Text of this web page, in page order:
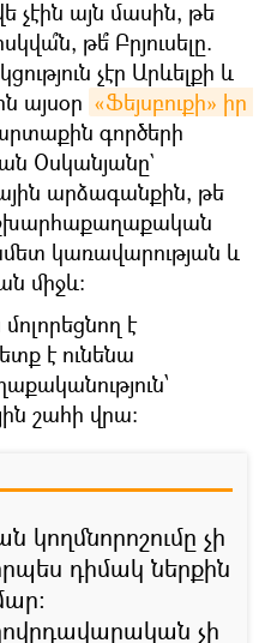
չէին այն մասին, թե
թե՞ Բրյուսելը.
չէր Արևելքի և
այսօր «Ֆեյսբուքի» իր
գործերի
Օսկանյանը`
արձագանքին, թե
կառավարության և
միջև։
է
է ունենա
շահի վրա։
չի
դիմակ ներքին
չի